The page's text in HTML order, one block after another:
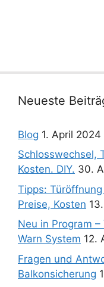
Neueste
Blog 1. April 2024
Schlosswechsel,
Kosten. DIY. 30.
Tipps:
Preise, Kosten
Neu in Program
Warn System 12.
Fragen und
Balkonsicherung